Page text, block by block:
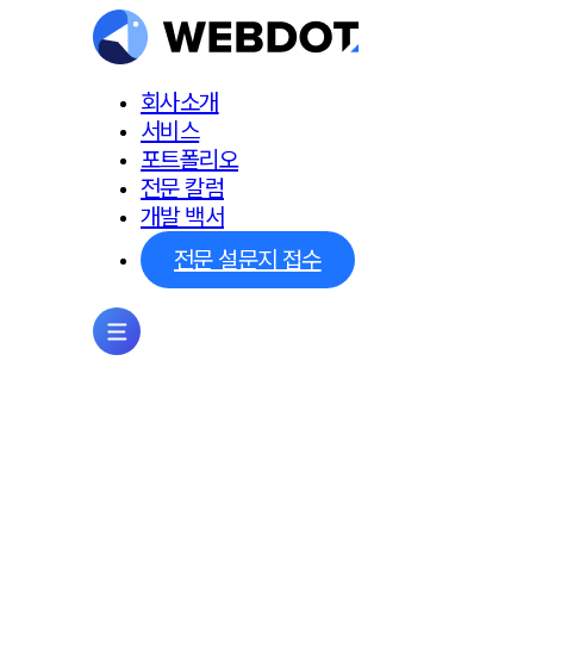
회사소개
서비스
포트폴리오
전문 칼럼
개발 백서
전문 설문지 접수